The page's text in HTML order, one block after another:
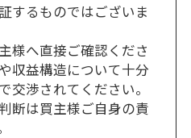
するものではございま
様へ直接ご確認くださ
収益構造について十分
交渉されてください。
断は買主様ご自身の責